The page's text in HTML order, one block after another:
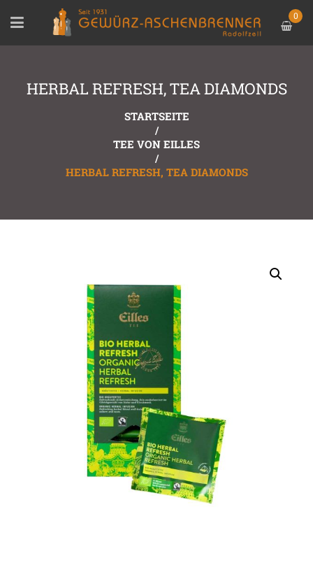
0
HERBAL REFRESH, TEA DIAMONDS
STARTSEITE
/
TEE VON EILLES
/
HERBAL REFRESH, TEA DIAMONDS